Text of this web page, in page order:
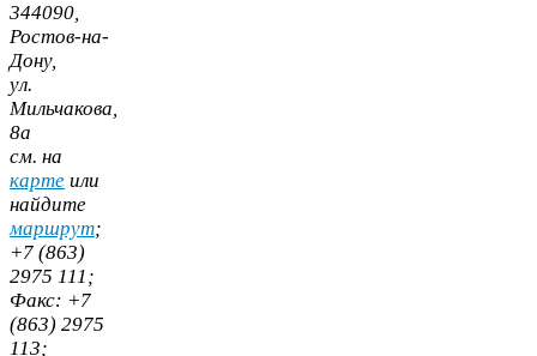
344090,
Ростов-​на-​
Дону,
ул.
Мильчакова,
8а
cм. на
карте или
найдите
маршрут;
+7 (863)
2975 111;
Факс: +7
(863) 2975
113;